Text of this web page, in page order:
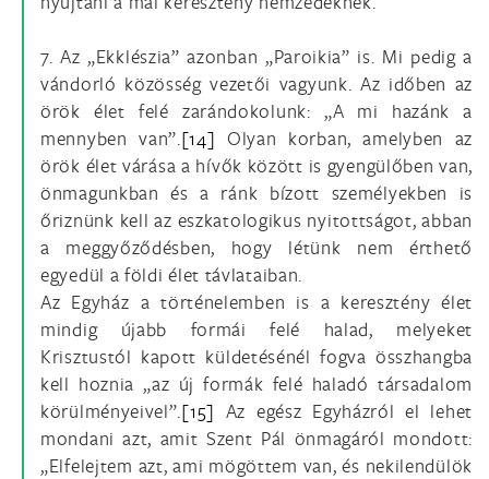
7. Az „Ekklészia” azonban „Paroikia” is. Mi pedig a
vándorló közösség vezetői vagyunk. Az időben az
örök élet felé zarándokolunk: „A mi hazánk a
mennyben van”.[14] Olyan korban, amelyben az
örök élet várása a hívők között is gyengülőben van,
önmagunkban és a ránk bízott személyekben is
őriznünk kell az eszkatologikus nyitottságot, abban
a meggyőződésben, hogy létünk nem érthető
egyedül a földi élet távlataiban.
Az Egyház a történelemben is a keresztény élet
mindig újabb formái felé halad, melyeket
Krisztustól kapott küldetésénél fogva összhangba
kell hoznia „az új formák felé haladó társadalom
körülményeivel”.[15] Az egész Egyházról el lehet
mondani azt, amit Szent Pál önmagáról mondott:
„Elfelejtem azt, ami mögöttem van, és nekilendülök